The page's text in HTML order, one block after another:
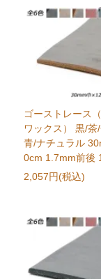
ゴーストレース
ワックス） 黒/茶
青/ナチュラル
0cm 1.7mm前後
2,057円(税込)